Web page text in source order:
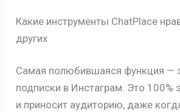
Какие инструменты ChatPlace
других
Самая полюбившаяся функция —
подписки в Инстаграм. Это 100%
и приносит аудиторию, даже